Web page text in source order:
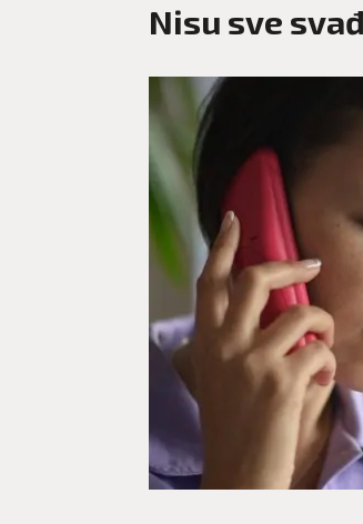
Nisu sve